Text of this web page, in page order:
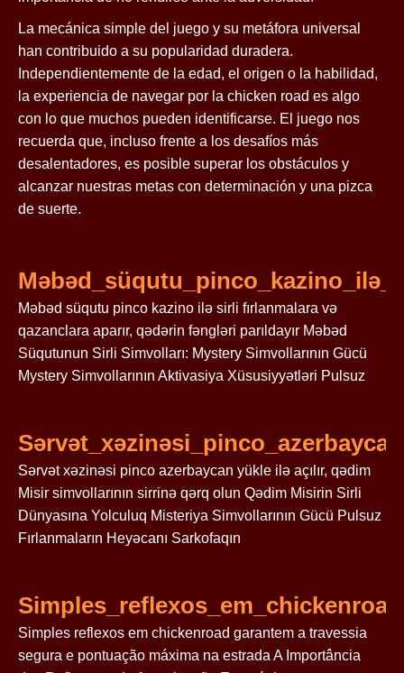
La mecánica simple del juego y su metáfora universal
han contribuido a su popularidad duradera.
Independientemente de la edad, el origen o la habilidad,
la experiencia de navegar por la chicken road es algo
con lo que muchos pueden identificarse. El juego nos
recuerda que, incluso frente a los desafíos más
desalentadores, es posible superar los obstáculos y
alcanzar nuestras metas con determinación y una pizca
de suerte.
Məbəd süqutu pinco kazino ilə sirli fırlanmalara və
qazanclara aparır, qədərin fəngləri parıldayır Məbəd
Süqutunun Sirli Simvolları: Mystery Simvollarının Gücü
Mystery Simvollarının Aktivasiya Xüsusiyyətləri Pulsuz
Sərvət xəzinəsi pinco azerbaycan yükle ilə açılır, qədim
Misir simvollarının sirrinə qərq olun Qədim Misirin Sirli
Dünyasına Yolculuq Misteriya Simvollarının Gücü Pulsuz
Fırlanmaların Heyəcanı Sarkofaqın
Simples reflexos em chickenroad garantem a travessia
segura e pontuação máxima na estrada A Importância